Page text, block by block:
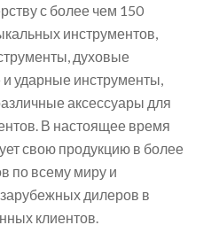
с более чем 150
инструментов,
духовые
ударные инструменты,
аксессуары для
В настоящее время
свою продукцию в более
по всему миру и
дилеров в
клиентов.